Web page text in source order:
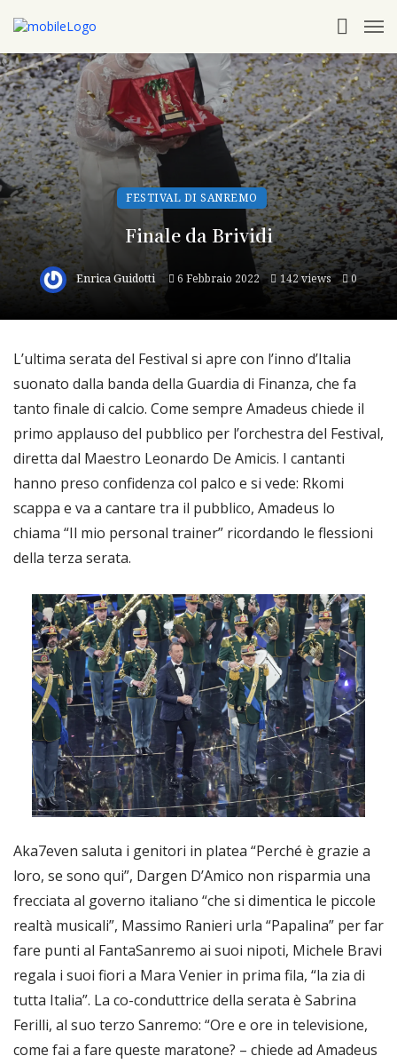
FESTIVAL DI SANREMO
Finale da Brividi
Enrica Guidotti 6 Febbraio 2022 142 views 0
L’ultima serata del Festival si apre con l’inno d’Italia
suonato dalla banda della Guardia di Finanza, che fa
tanto finale di calcio. Come sempre Amadeus chiede il
primo applauso del pubblico per l’orchestra del Festival,
diretta dal Maestro Leonardo De Amicis. I cantanti
hanno preso confidenza col palco e si vede: Rkomi
scappa e va a cantare tra il pubblico, Amadeus lo
chiama “Il mio personal trainer” ricordando le flessioni
della terza serata.
Aka7even saluta i genitori in platea “Perché è grazie a
loro, se sono qui”, Dargen D’Amico non risparmia una
frecciata al governo italiano “che si dimentica le piccole
realtà musicali”, Massimo Ranieri urla “Papalina” per far
fare punti al FantaSanremo ai suoi nipoti, Michele Bravi
regala i suoi fiori a Mara Venier in prima fila, “la zia di
tutta Italia”. La co-conduttrice della serata è Sabrina
Ferilli, al suo terzo Sanremo: “Ore e ore in televisione,
come fai a fare queste maratone? – chiede ad Amadeus